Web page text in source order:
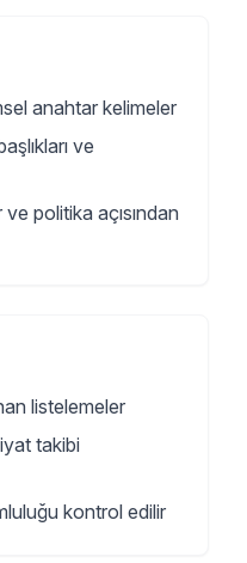
anahtar kelimeler
ve
politika açısından
listelemeler
takibi
kontrol edilir